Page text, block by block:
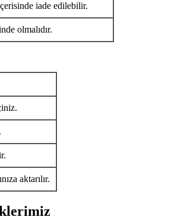
iade edilebilir.
olmalıdır.
aktarılır.